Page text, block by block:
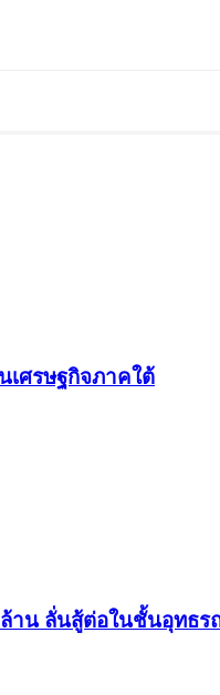
เศรษฐกิจภาคใต้
าน ลั่นสู้ต่อในชั้นอุทธร